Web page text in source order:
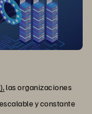
las organizaciones
y constante